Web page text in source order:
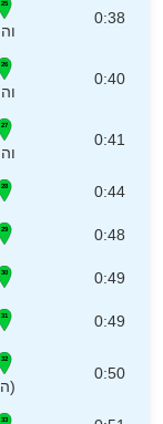
0:38
0:40
0:41
0:44
0:48
0:49
0:49
0:50